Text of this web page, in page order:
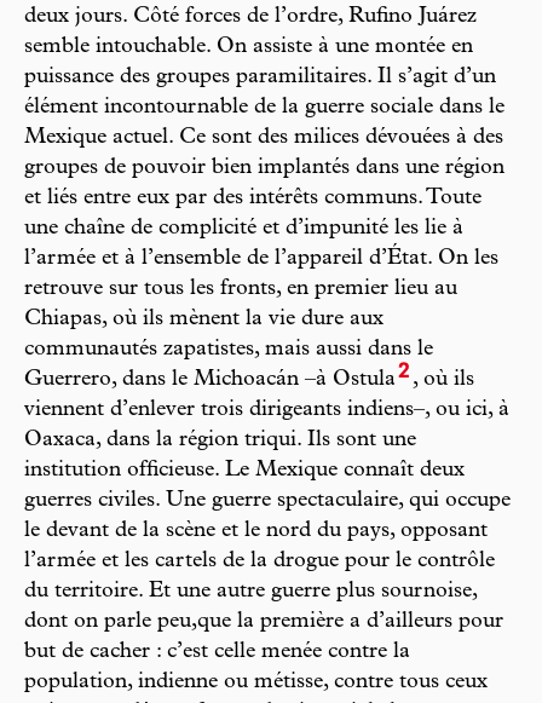
deux jours. Côté forces de l’ordre, Rufino Juárez
semble intouchable. On assiste à une montée en
puissance des groupes paramilitaires. Il s’agit d’un
élément incontournable de la guerre sociale dans le
Mexique actuel. Ce sont des milices dévouées à des
groupes de pouvoir bien implantés dans une région
et liés entre eux par des intérêts communs. Toute
une chaîne de complicité et d’impunité les lie à
l’armée et à l’ensemble de l’appareil d’État. On les
retrouve sur tous les fronts, en premier lieu au
Chiapas, où ils mènent la vie dure aux
communautés zapatistes, mais aussi dans le
Guerrero, dans le Michoacán –à Ostula2 , où ils
viennent d’enlever trois dirigeants indiens–, ou ici, à
Oaxaca, dans la région triqui. Ils sont une
institution officieuse. Le Mexique connaît deux
guerres civiles. Une guerre spectaculaire, qui occupe
le devant de la scène et le nord du pays, opposant
l’armée et les cartels de la drogue pour le contrôle
du territoire. Et une autre guerre plus sournoise,
dont on parle peu,que la première a d’ailleurs pour
but de cacher : c’est celle menée contre la
population, indienne ou métisse, contre tous ceux